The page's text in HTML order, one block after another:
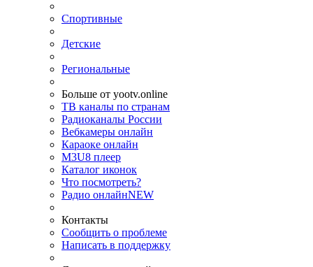
Спортивные
Детские
Региональные
Больше от yootv.online
ТВ каналы по странам
Радиоканалы России
Вебкамеры онлайн
Караоке онлайн
M3U8 плеер
Каталог иконок
Что посмотреть?
Радио онлайнNEW
Контакты
Сообщить о проблеме
Написать в поддержку